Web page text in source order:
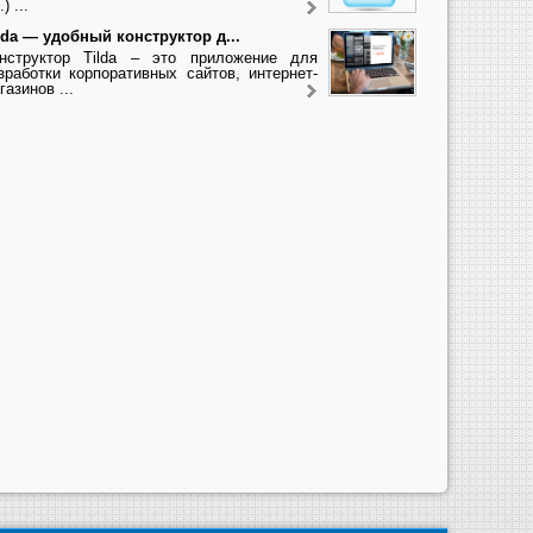
...
— удобный конструктор д...
Tilda – это приложение для
корпоративных сайтов, интернет-
...